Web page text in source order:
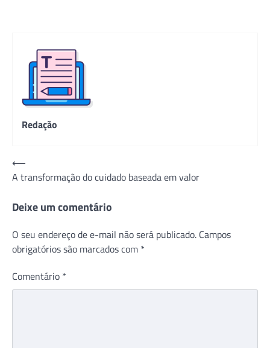
Redação
Navegação
de
Post
⟵
A transformação do cuidado baseada em valor
Deixe um comentário
O seu endereço de e-mail não será publicado. Campos
obrigatórios são marcados com *
Comentário *